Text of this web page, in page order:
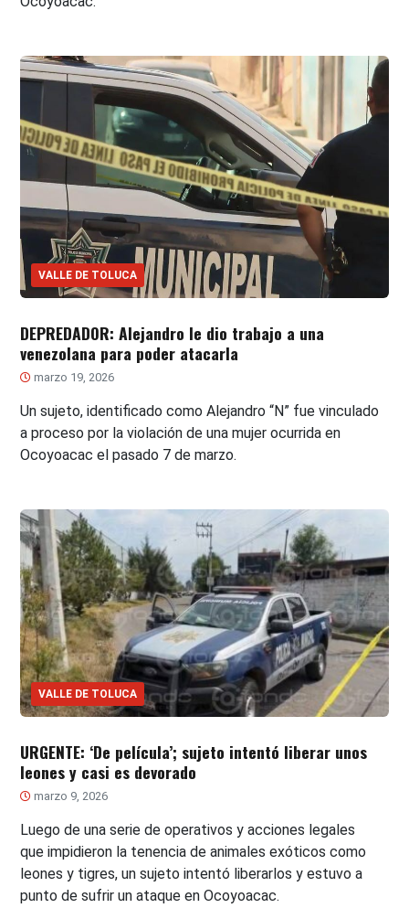
VALLE DE TOLUCA
DEPREDADOR: Alejandro le dio trabajo a una
venezolana para poder atacarla
marzo 19, 2026
Un sujeto, identificado como Alejandro “N” fue vinculado
a proceso por la violación de una mujer ocurrida en
Ocoyoacac el pasado 7 de marzo.
VALLE DE TOLUCA
URGENTE: ‘De película’; sujeto intentó liberar unos
leones y casi es devorado
marzo 9, 2026
Luego de una serie de operativos y acciones legales
que impidieron la tenencia de animales exóticos como
leones y tigres, un sujeto intentó liberarlos y estuvo a
punto de sufrir un ataque en Ocoyoacac.